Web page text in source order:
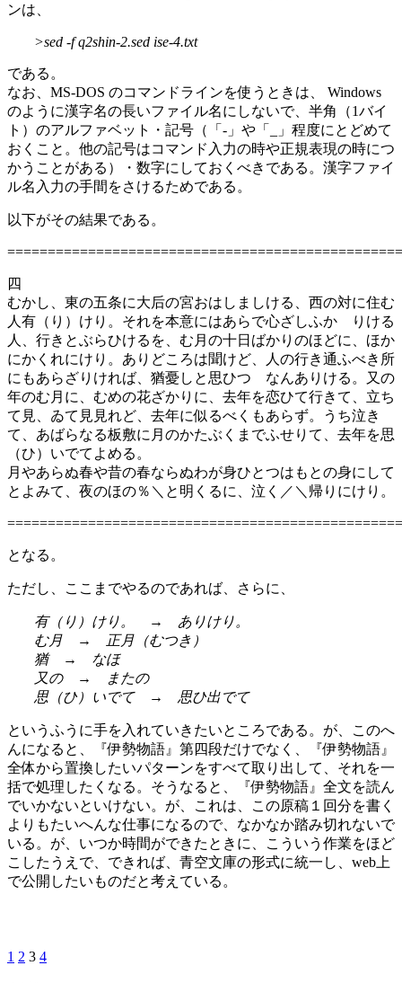
ンは、
>sed -f q2shin-2.sed ise-4.txt
である。
なお、MS-DOS のコマンドラインを使うときは、 Windows
のように漢字名の長いファイル名にしないで、半角（1バイ
ト）のアルファベット・記号（「-」や「_」程度にとどめて
おくこと。他の記号はコマンド入力の時や正規表現の時につ
かうことがある）・数字にしておくべきである。漢字ファイ
ル名入力の手間をさけるためである。
以下がその結果である。
四
むかし、東の五条に大后の宮おはしましける、西の対に住む
人有（り）けり。それを本意にはあらで心ざしふかゝりける
人、行きとぶらひけるを、む月の十日ばかりのほどに、ほか
にかくれにけり。ありどころは聞けど、人の行き通ふべき所
にもあらざりければ、猶憂しと思ひつゝなんありける。又の
年のむ月に、むめの花ざかりに、去年を恋ひて行きて、立ち
て見、ゐて見見れど、去年に似るべくもあらず。うち泣き
て、あばらなる板敷に月のかたぶくまでふせりて、去年を思
（ひ）いでてよめる。
月やあらぬ春や昔の春ならぬわが身ひとつはもとの身にして
とよみて、夜のほの％＼と明くるに、泣く／＼帰りにけり。
となる。
ただし、ここまでやるのであれば、さらに、
有（り）けり。 → ありけり。
む月 → 正月（むつき）
猶 → なほ
又の → またの
思（ひ）いでて → 思ひ出でて
というふうに手を入れていきたいところである。が、このへ
んになると、『伊勢物語』第四段だけでなく、『伊勢物語』
全体から置換したいパターンをすべて取り出して、それを一
括で処理したくなる。そうなると、『伊勢物語』全文を読ん
でいかないといけない。が、これは、この原稿１回分を書く
よりもたいへんな仕事になるので、なかなか踏み切れないで
いる。が、いつか時間ができたときに、こういう作業をほど
こしたうえで、できれば、青空文庫の形式に統一し、web上
で公開したいものだと考えている。
1 2 3 4